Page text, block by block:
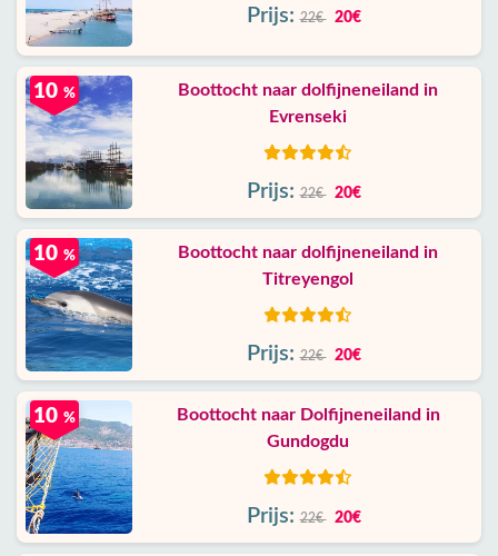
Prijs: 22€ 20€
Boottocht naar dolfijneneiland in
Evrenseki
10 %
Prijs: 22€ 20€
Boottocht naar dolfijneneiland in
Titreyengol
10 %
Prijs: 22€ 20€
Boottocht naar Dolfijneneiland in
Gundogdu
10 %
Prijs: 22€ 20€